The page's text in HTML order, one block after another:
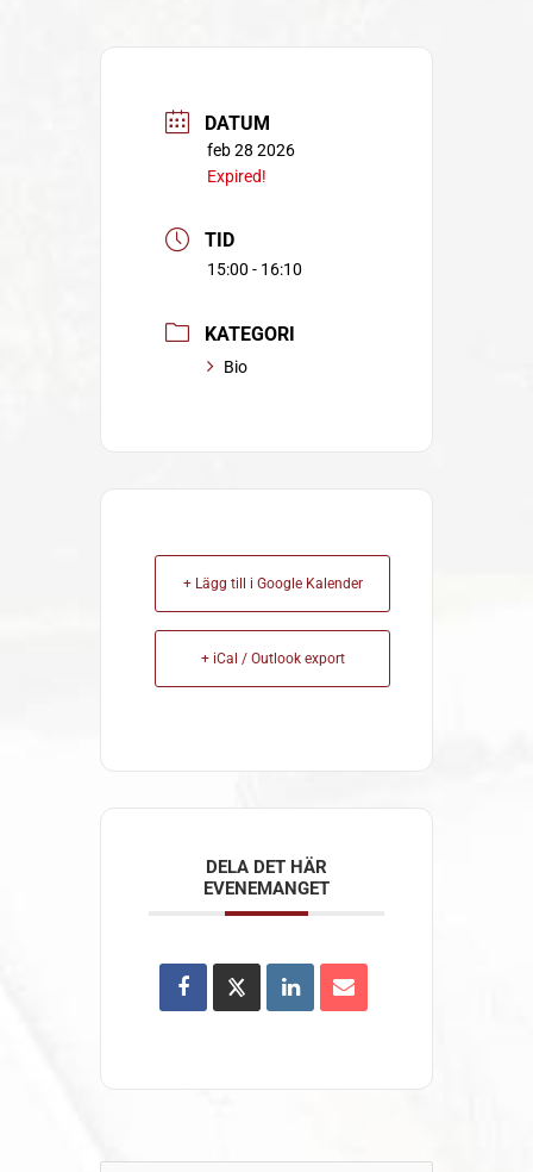
DATUM
feb 28 2026
Expired!
TID
15:00 - 16:10
KATEGORI
Bio
+ Lägg till i Google Kalender
+ iCal / Outlook export
DELA DET HÄR
EVENEMANGET